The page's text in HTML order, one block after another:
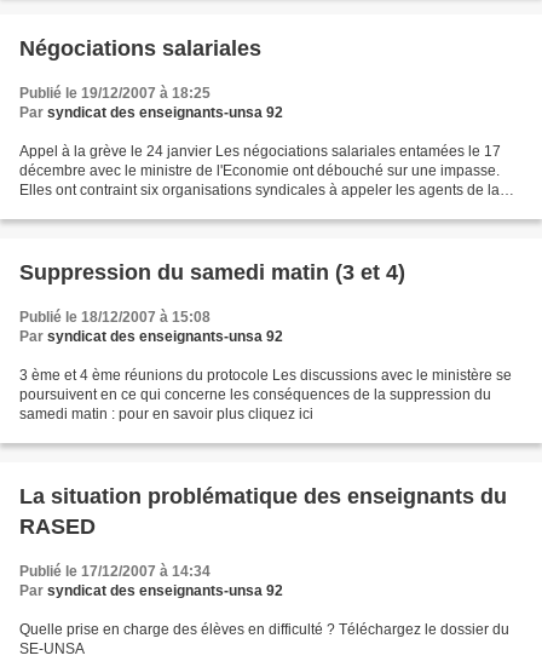
Négociations salariales
Publié le 19/12/2007 à 18:25
Par syndicat des enseignants-unsa 92
Appel à la grève le 24 janvier Les négociations salariales entamées le 17
décembre avec le ministre de l'Economie ont débouché sur une impasse.
Elles ont contraint six organisations syndicales à appeler les agents de la
Suppression du samedi matin (3 et 4)
Publié le 18/12/2007 à 15:08
Par syndicat des enseignants-unsa 92
3 ème et 4 ème réunions du protocole Les discussions avec le ministère se
poursuivent en ce qui concerne les conséquences de la suppression du
samedi matin : pour en savoir plus cliquez ici
La situation problématique des enseignants du
RASED
Publié le 17/12/2007 à 14:34
Par syndicat des enseignants-unsa 92
Quelle prise en charge des élèves en difficulté ? Téléchargez le dossier du
SE-UNSA